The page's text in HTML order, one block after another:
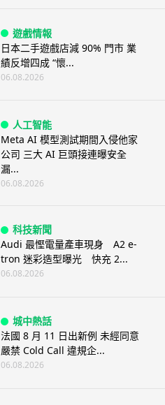
遊戲情報
日本二手遊戲店減 90% 門市 業
績反增四成 “懷...
06.08.2026
人工智能
Meta AI 模型測試期間入侵他家
公司 三大 AI 巨頭接連曝安全
漏...
06.08.2026
科技新聞
Audi 最慳電量產車現身 A2 e-
tron 迷彩造型曝光 快充 2...
06.08.2026
城中熱話
法國 8 月 11 日出新例 未經同意
嚴禁 Cold Call 違規企...
06.08.2026